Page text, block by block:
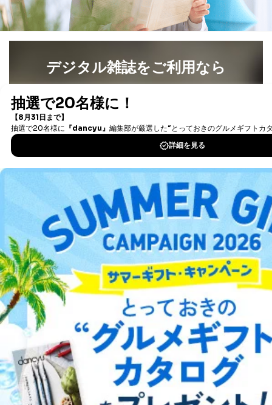
デジタル雑誌をご利用なら
書籍）が無料で読み放題！
DOWNLOAD FOR IOS
DOWNLOAD FOR ANDROID
ご利用方法はこちら
総合案内
アフィリエイト 採用情報
プレスリリース お問い合わせ
利用規約プライバシーポリシー 特定商取引法に基づく表示
出版社の皆様へ
投資家の皆様へサイトマップ